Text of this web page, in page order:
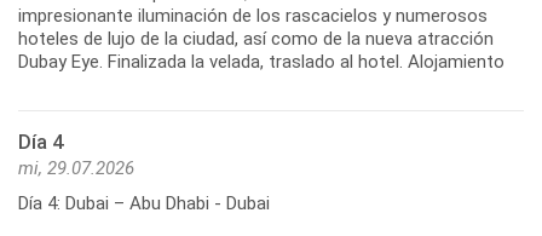
impresionante iluminación de los rascacielos y numerosos
hoteles de lujo de la ciudad, así como de la nueva atracción
Dubay Eye. Finalizada la velada, traslado al hotel. Alojamiento
Día 4
mi, 29.07.2026
Día 4: Dubai – Abu Dhabi - Dubai